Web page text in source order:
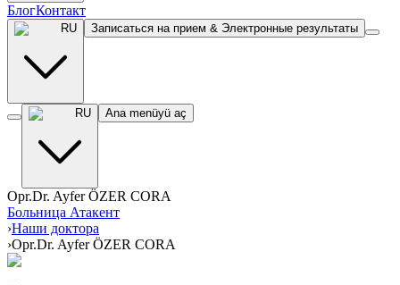
БлогКонтакт
RU Записаться на прием & Электронные результаты
RU Ana menüyü aç
Opr.Dr. Ayfer ÖZER CORA
Больница Атакент
›Наши доктора
›Opr.Dr. Ayfer ÖZER CORA